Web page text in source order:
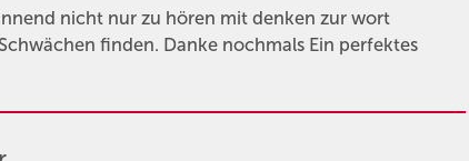
nicht nur zu hören mit denken zur wort
finden. Danke nochmals Ein perfektes